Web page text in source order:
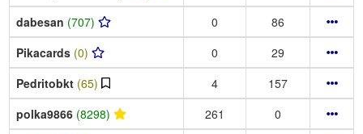
dabesan (707) 0
86
Pikacards (0) 0
29
Pedritobkt (65) 4
157
polka9866 (8298) 261
0